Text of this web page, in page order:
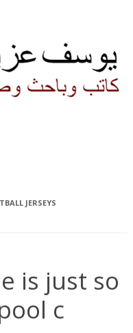
to content
JERSEYS
is just so
c